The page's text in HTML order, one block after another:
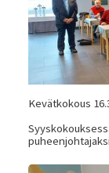
Kevätkokous